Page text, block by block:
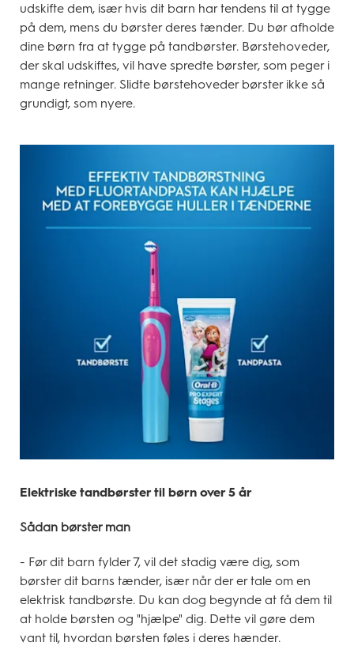
udskifte dem, især hvis dit barn har tendens til at tygge
på dem, mens du børster deres tænder. Du bør afholde
dine børn fra at tygge på tandbørster. Børstehoveder,
der skal udskiftes, vil have spredte børster, som peger i
mange retninger. Slidte børstehoveder børster ikke så
grundigt, som nyere.
Elektriske tandbørster til børn over 5 år
Sådan børster man
- Før dit barn fylder 7, vil det stadig være dig, som
børster dit barns tænder, især når der er tale om en
elektrisk tandbørste. Du kan dog begynde at få dem til
at holde børsten og "hjælpe" dig. Dette vil gøre dem
vant til, hvordan børsten føles i deres hænder.